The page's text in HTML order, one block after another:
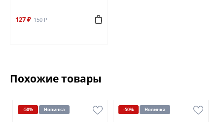
127 ₽ 150 ₽
Похожие товары
-50% Новинка -50% Новинка